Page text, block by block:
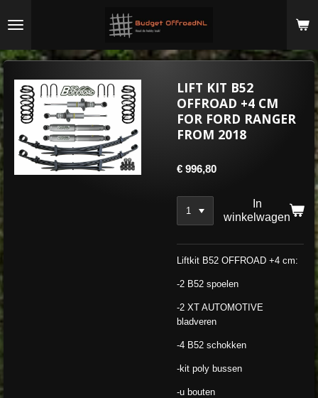
direct
de
LIFT KIT B52
OFFROAD +4 CM
FOR FORD RANGER
FROM 2018
€ 996,80
In
winkelwagen
Liftkit B52 OFFROAD +4 cm:
-2 B52 spoelen
-2 XT AUTOMOTIVE
bladveren
-4 B52 schokken
-kit poly bussen
-u bouten